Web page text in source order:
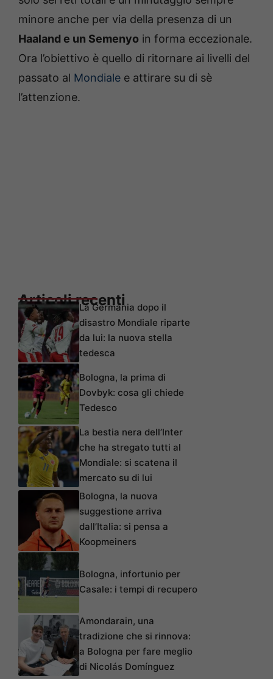
minore anche per via della presenza di un
Haaland e un Semenyo in forma eccezionale.
Ora l’obiettivo è quello di ritornare ai livelli del
passato al Mondiale e attirare su di sè
l’attenzione.
Articoli recenti
La Germania dopo il
disastro Mondiale riparte
da lui: la nuova stella
tedesca
Bologna, la prima di
Dovbyk: cosa gli chiede
Tedesco
La bestia nera dell’Inter
che ha stregato tutti al
Mondiale: si scatena il
mercato su di lui
Bologna, la nuova
suggestione arriva
dall’Italia: si pensa a
Koopmeiners
Bologna, infortunio per
Casale: i tempi di recupero
Amondarain, una
tradizione che si rinnova:
a Bologna per fare meglio
di Nicolás Domínguez